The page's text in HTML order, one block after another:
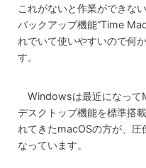
これがないと作業ができない
バックアップ機能“Time
れでいて使いやすいので何
す。
Windowsは最近になっ
デスクトップ機能を標準搭
れてきたmacOSの方が、圧
なっています。